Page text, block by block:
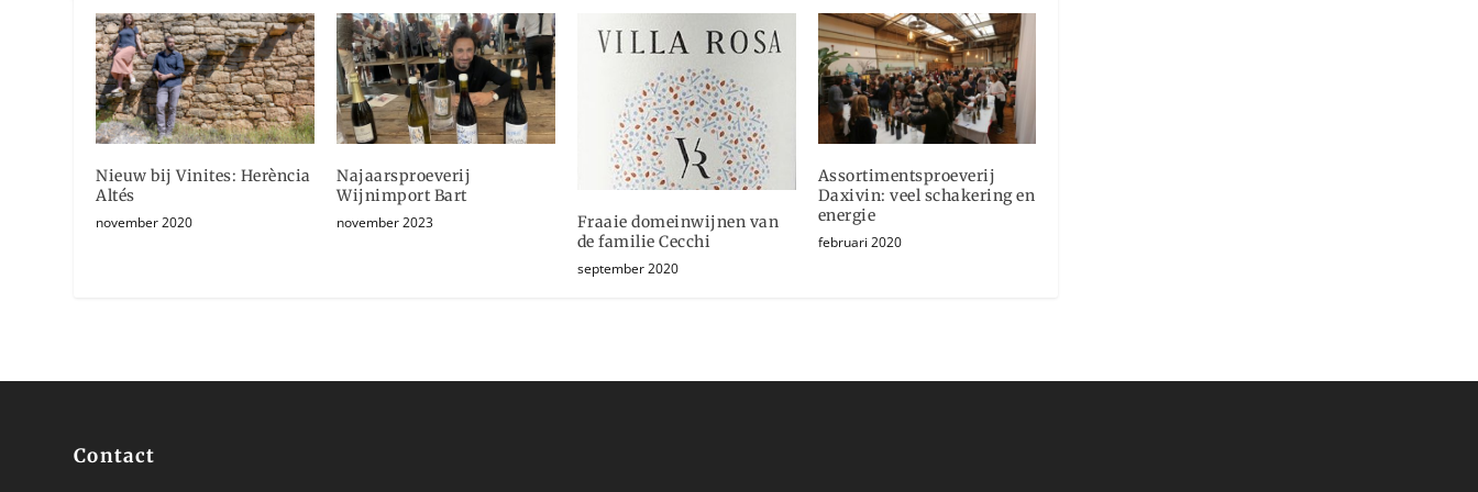
Nieuw bij Vinites: Herència
Altés
november 2020
Najaarsproeverij
Wijnimport Bart
november 2023
Fraaie domeinwijnen van
de familie Cecchi
september 2020
Assortimentsproeverij
Daxivin: veel schakering en
energie
februari 2020
Contact